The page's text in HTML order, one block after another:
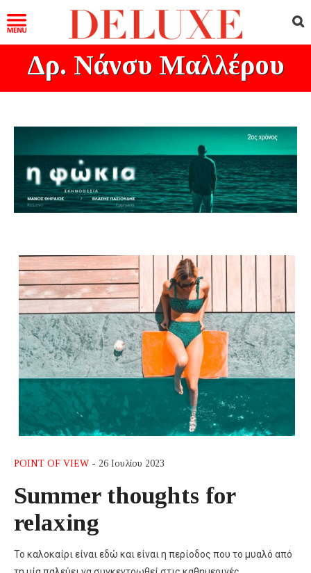
Δρ. Νάνσυ Μαλλέρου
POINT OF VIEW - 26 Ιουλίου 2023
Summer thoughts for
relaxing
Το καλοκαίρι είναι εδώ και είναι η περίοδος που το μυαλό από